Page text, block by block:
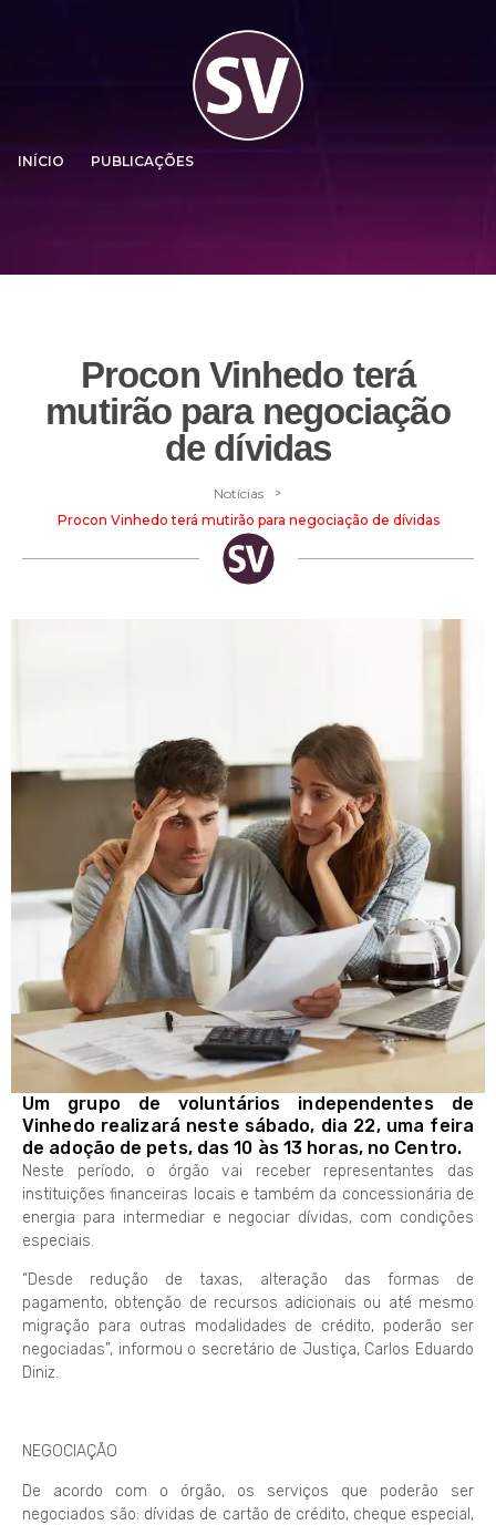
INÍCIO PUBLICAÇÕES
Procon Vinhedo terá
mutirão para negociação
de dívidas
Notícias >
Procon Vinhedo terá mutirão para negociação de dívidas
Um grupo de voluntários independentes de
Vinhedo realizará neste sábado, dia 22, uma feira
de adoção de pets, das 10 às 13 horas, no Centro.
Neste período, o órgão vai receber representantes das
instituições financeiras locais e também da concessionária de
energia para intermediar e negociar dívidas, com condições
especiais.
“Desde redução de taxas, alteração das formas de
pagamento, obtenção de recursos adicionais ou até mesmo
migração para outras modalidades de crédito, poderão ser
negociadas”, informou o secretário de Justiça, Carlos Eduardo
Diniz.
NEGOCIAÇÃO
De acordo com o órgão, os serviços que poderão ser
negociados são: dívidas de cartão de crédito, cheque especial,